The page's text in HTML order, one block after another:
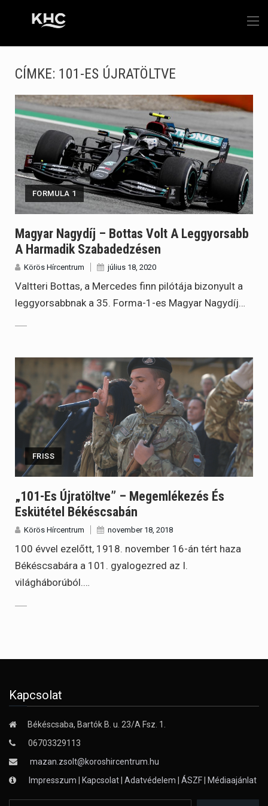
CÍMKE: 101-ES ÚJRATÖLTVE
FORMULA 1
Magyar Nagydíj – Bottas Volt A Leggyorsabb
A Harmadik Szabadedzésen
Körös Hírcentrum július 18, 2020
Valtteri Bottas, a Mercedes finn pilótája bizonyult a
leggyorsabbnak a 35. Forma-1-es Magyar Nagydíj…
FRISS
„101-Es Újratöltve” – Megemlékezés És
Eskütétel Békéscsabán
Körös Hírcentrum november 18, 2018
100 évvel ezelőtt, 1918. november 16-án tért haza
Békéscsabára a 101. gyalogezred az I.
világháborúból.…
Kapcsolat
Békéscsaba, Bartók B. u. 23/A Fsz. 1.
06703329113
mazan.zsolt@koroshircentrum.hu
Impresszum | Kapcsolat| Adatvédelem | ÁSZF| Médiaajánlat